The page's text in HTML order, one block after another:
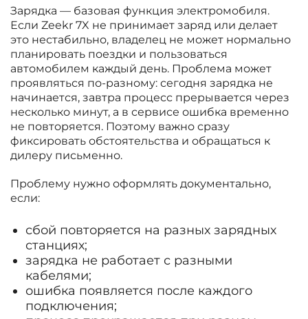
Зарядка — базовая функция электромобиля.
Если Zeekr 7X не принимает заряд или делает
это нестабильно, владелец не может нормально
планировать поездки и пользоваться
автомобилем каждый день. Проблема может
проявляться по-разному: сегодня зарядка не
начинается, завтра процесс прерывается через
несколько минут, а в сервисе ошибка временно
не повторяется. Поэтому важно сразу
фиксировать обстоятельства и обращаться к
дилеру письменно.
Проблему нужно оформлять документально,
если:
сбой повторяется на разных зарядных
станциях;
зарядка не работает с разными
кабелями;
ошибка появляется после каждого
подключения;